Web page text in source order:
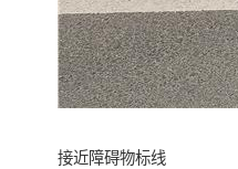
接近障碍物标线